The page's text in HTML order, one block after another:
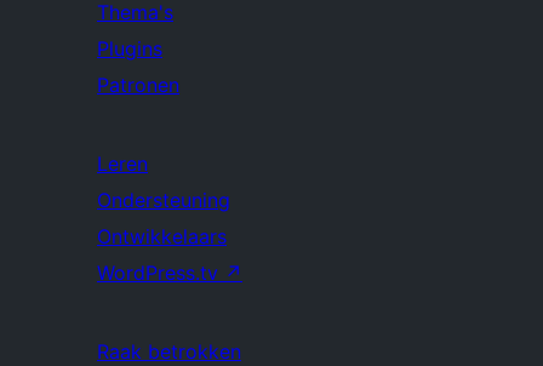
Thema's
Plugins
Patronen
Leren
Ondersteuning
Ontwikkelaars
WordPress.tv ↗
Raak betrokken